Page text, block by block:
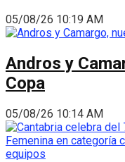
05/08/26 10:19 AM
Andros y
Copa
05/08/26 10:14 AM